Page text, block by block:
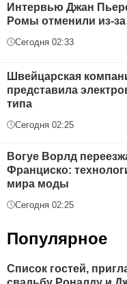
Интервью Джан
Ромы отменили из-
Сегодня 02:33
Швейцарская
представила
типа
Сегодня 02:25
Вогуе Ворлд
Франциско:
мира моды
Сегодня 02:25
Популярное
Список гостей,